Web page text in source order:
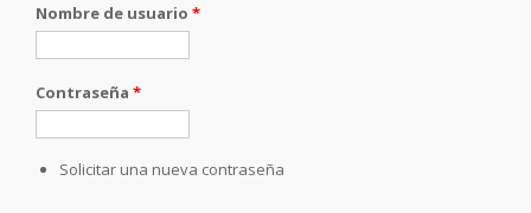
Nombre de usuario *
Contraseña *
Solicitar una nueva contraseña